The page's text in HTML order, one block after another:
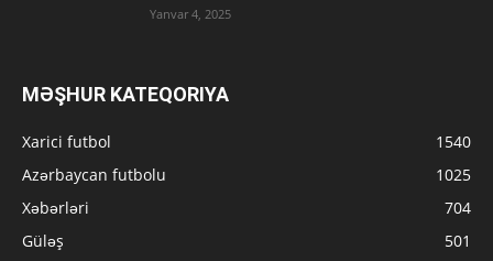
Yanvar 4, 2025
MƏŞHUR KATEQORIYA
Xarici futbol
1540
Azərbaycan futbolu
1025
Xəbərləri
704
Güləş
501